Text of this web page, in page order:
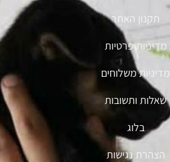
תקנון האתר
מדיניות פרטיות
מדיניות משלוחים
שאלות ותשובות
בלוג
הצהרת נגישות